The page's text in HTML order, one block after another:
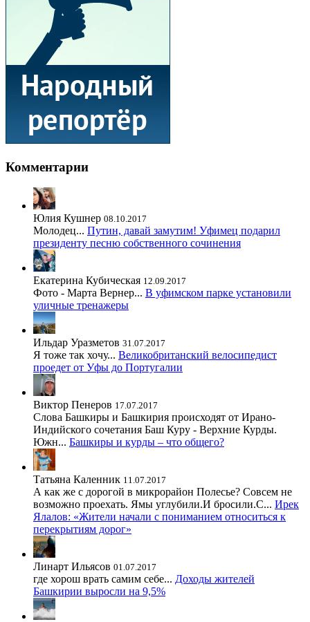
Комментарии
Юлия Кушнер 08.10.2017
Молодец... Путин, давай замутим! Уфимец подарил
президенту песню собственного сочинения
Екатерина Кубическая 12.09.2017
Фото - Марта Вернер... В уфимском парке установили
уличные тренажеры
Ильдар Уразметов 31.07.2017
Я тоже так хочу... Великобританский велосипедист
проедет от Уфы до Португалии
Виктор Пенеров 17.07.2017
Слова Башкиры и Башкирия происходят от Ирано-
Индийского сочетания Баш Куру - Верхние Курды.
Южн... Башкиры и курды – что общего?
Татьяна Каленник 11.07.2017
А как же с дорогой в микрорайон Полесье? Совсем не
возможно проехать. Ямы углубили.И бросили.С... Ирек
Ялалов: «Жители начали с пониманием относиться к
перекрытиям дорог»
Линарт Ильясов 01.07.2017
где хорош врать самим себе... Доходы жителей
Башкирии выросли на 9,5%